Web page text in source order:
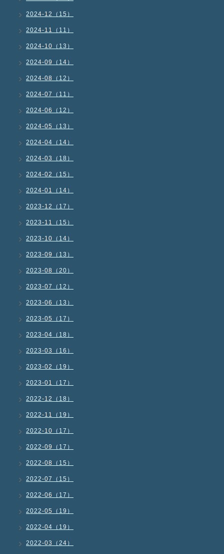
2024-12（15）
2024-11（11）
2024-10（13）
2024-09（14）
2024-08（12）
2024-07（11）
2024-06（12）
2024-05（13）
2024-04（14）
2024-03（18）
2024-02（15）
2024-01（14）
2023-12（17）
2023-11（15）
2023-10（14）
2023-09（13）
2023-08（20）
2023-07（12）
2023-06（13）
2023-05（17）
2023-04（18）
2023-03（16）
2023-02（19）
2023-01（17）
2022-12（18）
2022-11（19）
2022-10（17）
2022-09（17）
2022-08（15）
2022-07（15）
2022-06（17）
2022-05（19）
2022-04（19）
2022-03（24）